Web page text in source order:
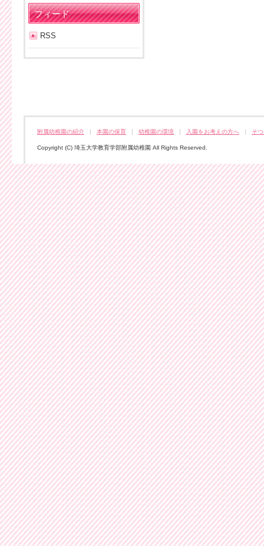
フィード
RSS
附属幼稚園の紹介 本園の保育 幼稚園の環境 入園をお考えの方へ そ
Copyright (C) 埼玉大学教育学部附属幼稚園 All Rights Reserved.